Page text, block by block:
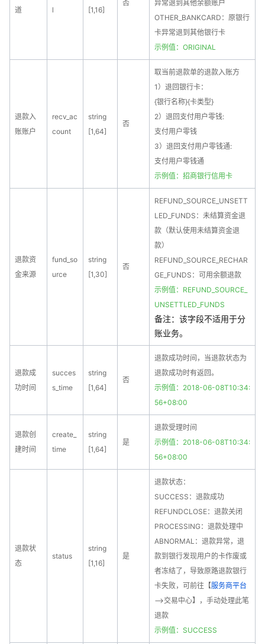
道 l [1,16]
否
异常退到其他余额账户
OTHER_BANKCARD：原银行
卡异常退到其他银行卡
示例值：ORIGINAL
退款入
账账户
recv_ac
count
string
[1,64]
否
取当前退款单的退款入账方
1）退回银行卡：
{银行名称}{卡类型}
2）退回支付用户零钱:
支付用户零钱
3）退回支付用户零钱通:
支付用户零钱通
示例值：招商银行信用卡
退款资
金来源
fund_so
urce
string
[1,30]
否
REFUND_SOURCE_UNSETT
LED_FUNDS：未结算资金退
款（默认使用未结算资金退
款）
REFUND_SOURCE_RECHAR
GE_FUNDS：可用余额退款
示例值：REFUND_SOURCE_
UNSETTLED_FUNDS
备注：该字段不适用于分
账业务。
退款成
功时间
succes
s_time
string
[1,64]
否
退款成功时间，当退款状态为
退款成功时有返回。
示例值：2018-06-08T10:34:
56+08:00
退款创
建时间
create_
time
string
[1,64]
是
退款受理时间
示例值：2018-06-08T10:34:
56+08:00
退款状
态
status
string
[1,16]
是
退款状态：
SUCCESS：退款成功
REFUNDCLOSE：退款关闭
PROCESSING：退款处理中
ABNORMAL：退款异常，退
款到银行发现用户的卡作废或
者冻结了，导致原路退款银行
卡失败，可前往【服务商平台
—>交易中心】，手动处理此笔
退款
示例值：SUCCESS